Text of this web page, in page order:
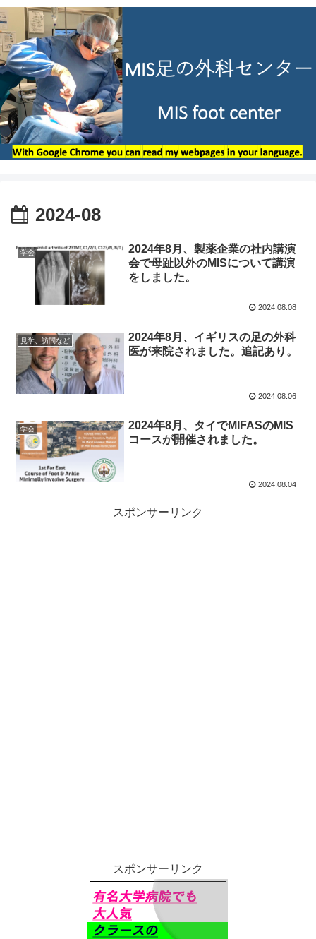
2024-08
学会
2024年8月、製薬企業の社内講演
会で母趾以外のMISについて講演
をしました。
2024.08.08
見学、訪問など
2024年8月、イギリスの足の外科
医が来院されました。追記あり。
2024.08.06
学会
2024年8月、タイでMIFASのMIS
コースが開催されました。
2024.08.04
スポンサーリンク
スポンサーリンク